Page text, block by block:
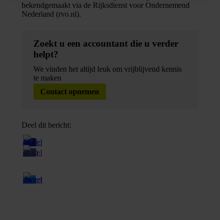
bekendgemaakt via de Rijksdienst voor Ondernemend
Nederland (rvo.nl).
Zoekt u een accountant die u verder
helpt?
We vinden het altijd leuk om vrijblijvend kennis
te maken
Contact opnemen
Deel dit bericht: